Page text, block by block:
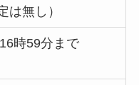
は無し）
時59分まで